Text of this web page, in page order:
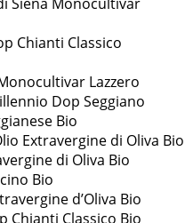
Chianti Classico
Lazzero
Dop Seggiano
Bio
Extravergine di Oliva Bio
di Oliva Bio
Bio
d’Oliva Bio
Chianti Classico Bio